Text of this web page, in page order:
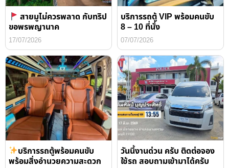
สายมูไม่ควรพลาด กับทริป
ขอพรพญานาค
17/07/2026
บริการรถตู้ VIP พร้อมคนขับ
8 – 10 ที่นั่ง
07/07/2026
บริการรถตู้พร้อมคนขับ
พร้อมสิ่งอำนวยความสะดวก
วันนี้งานด่วน ครับ ติดต่อจอง
ใช้รถ สอบถามเข้ามาได้ครับ